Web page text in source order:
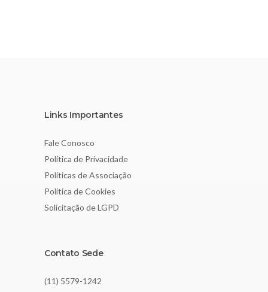
Links Importantes
Fale Conosco
Política de Privacidade
Políticas de Associação
Política de Cookies
Solicitação de LGPD
Contato Sede
(11) 5579-1242